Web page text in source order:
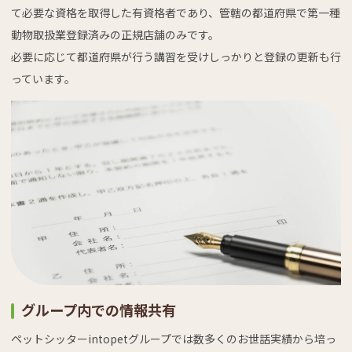
て必要な資格を取得した有資格者であり、管轄の都道府県で第一種
動物取扱業登録済みの正規店舗のみです。
必要に応じて都道府県が行う講習を受けしっかりと登録の更新も行
っています。
グループ内での情報共有
ペットシッターintopetグループでは数多くのお世話実績から培っ